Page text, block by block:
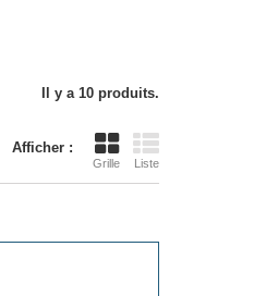
Il y a 10 produits.
Afficher :
Grille Liste